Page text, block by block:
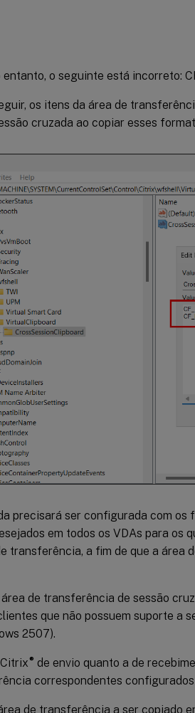
entanto, o seguinte está incorreto:
os itens da área de
cruzada ao copiar esses
precisará ser configurada com os
em todos os VDAs para os
transferência, a fim de que a área
de transferência de sessão
que não possuem suporte a
2507).
® de envio quanto a de
correspondentes
de transferência a ser copiado